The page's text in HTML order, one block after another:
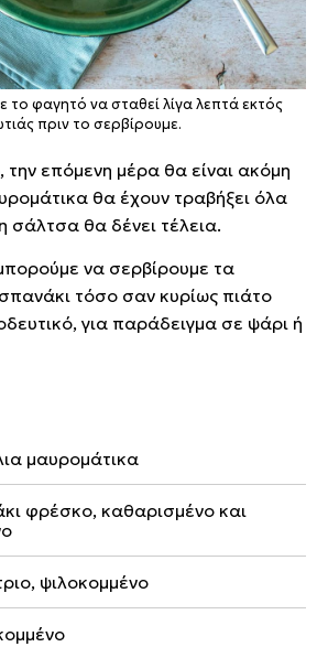
το φαγητό να σταθεί λίγα λεπτά εκτός
πριν το σερβίρουμε.
την επόμενη μέρα θα είναι ακόμη
θα έχουν τραβήξει όλα
σάλτσα θα δένει τέλεια.
να σερβίρουμε τα
τόσο σαν κυρίως πιάτο
για παράδειγμα σε ψάρι ή
μαυρομάτικα
φρέσκο, καθαρισμένο και
ψιλοκομμένο